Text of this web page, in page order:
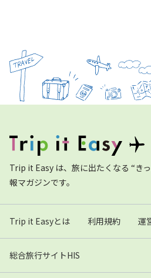
Trip it Easy は、旅に出たくなる “き
報マガジンです。
Trip it Easyとは 利用規約 運
総合旅行サイトHIS